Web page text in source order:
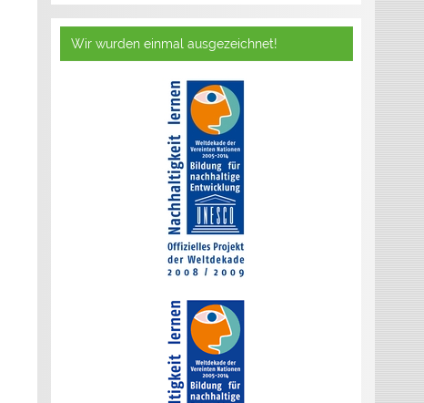
Wir wurden einmal ausgezeichnet!